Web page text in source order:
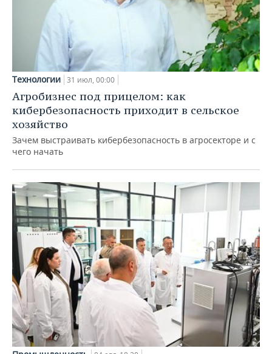
Технологии 31 июл, 00:00
Агробизнес под прицелом: как
кибербезопасность приходит в сельское
хозяйство
Зачем выстраивать кибербезопасность в агросекторе и с
чего начать